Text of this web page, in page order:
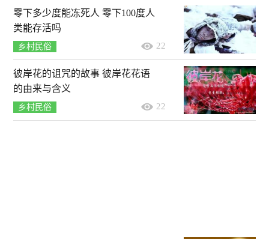
零下多少度能冻死人 零下100度人
类能存活吗
乡村民俗 22
彼岸花的诅咒的故事 彼岸花花语
的由来与含义
乡村民俗 22